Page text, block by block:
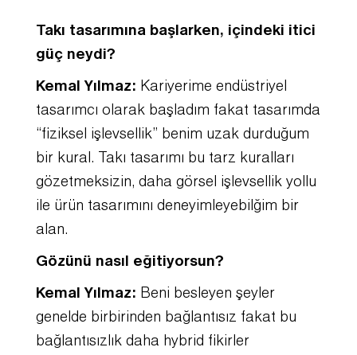
Takı tasarımına başlarken, içindeki itici
güç neydi?
Kemal Yılmaz: Kariyerime endüstriyel
tasarımcı olarak başladım fakat tasarımda
“fiziksel işlevsellik” benim uzak durduğum
bir kural. Takı tasarımı bu tarz kuralları
gözetmeksizin, daha görsel işlevsellik yollu
ile ürün tasarımını deneyimleyebilğim bir
alan.
Gözünü nasıl eğitiyorsun?
Kemal Yılmaz: Beni besleyen şeyler
genelde birbirinden bağlantısız fakat bu
bağlantısızlık daha hybrid fikirler